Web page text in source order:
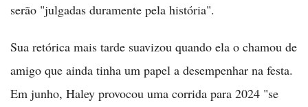
serão "julgadas duramente pela história".
Sua retórica mais tarde suavizou quando ela o chamou de
amigo que ainda tinha um papel a desempenhar na festa.
Em junho, Haley provocou uma corrida para 2024 "se